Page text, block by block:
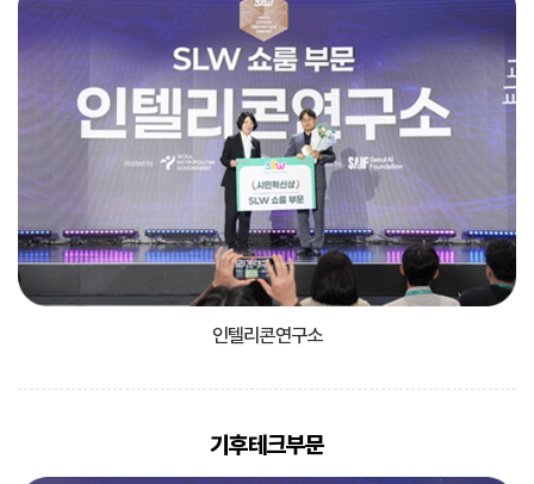
인텔리콘연구소
기후테크부문